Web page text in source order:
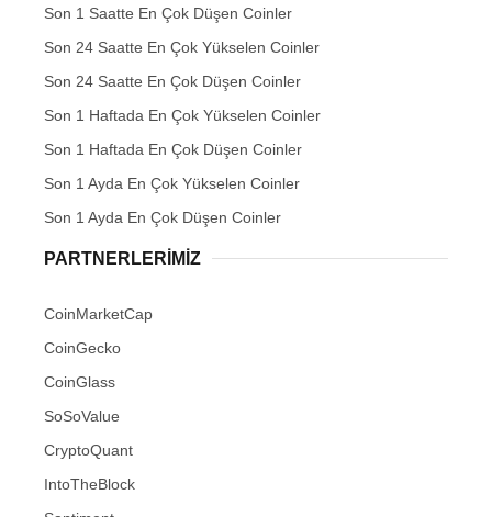
Son 1 Saatte En Çok Düşen Coinler
Son 24 Saatte En Çok Yükselen Coinler
Son 24 Saatte En Çok Düşen Coinler
Son 1 Haftada En Çok Yükselen Coinler
Son 1 Haftada En Çok Düşen Coinler
Son 1 Ayda En Çok Yükselen Coinler
Son 1 Ayda En Çok Düşen Coinler
PARTNERLERIMIZ
CoinMarketCap
CoinGecko
CoinGlass
SoSoValue
CryptoQuant
IntoTheBlock